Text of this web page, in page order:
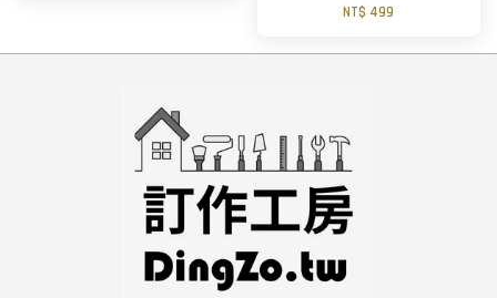
NT$ 499